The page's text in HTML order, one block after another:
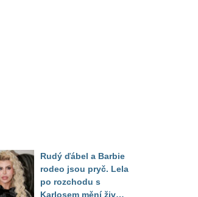
Rudý ďábel a Barbie
rodeo jsou pryč. Lela
po rozchodu s
Karlosem mění život i